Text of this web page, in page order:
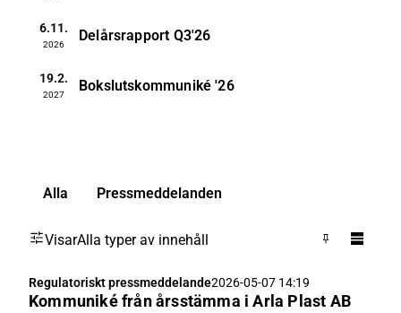
6.11.
2026
Delårsrapport Q3'26
19.2.
2027
Bokslutskommuniké '26
Alla Pressmeddelanden
VisarAlla typer av innehåll
Regulatoriskt pressmeddelande2026-05-07 14:19
Kommuniké från årsstämma i Arla Plast AB